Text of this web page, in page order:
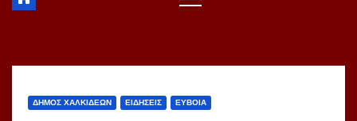
ΔΗΜΟΣ ΧΑΛΚΙΔΕΩΝ ΕΙΔΗΣΕΙΣ ΕΥΒΟΙΑ